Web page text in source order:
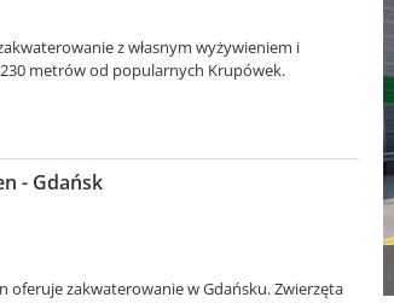
z własnym wyżywieniem i
metrów od popularnych Krupówek.
- Gdańsk
oferuje zakwaterowanie w Gdańsku. Zwierzęta